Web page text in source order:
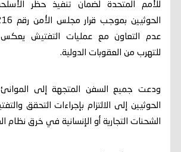
للأمم المتحدة لضمان تنفيذ حظر
عدم التعاون مع عمليات التفتيش
للتهرب من العقوبات الدولية.
ودعت جميع السفن المتجهة إلى
الحوثيين إلى الالتزام بإجراءات التحقق
الشحنات التجارية أو الإنسانية في خرق نظام